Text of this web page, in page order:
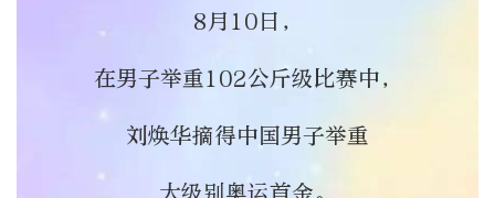
8月10日，
在男子举重102公斤级比赛中，
刘焕华摘得中国男子举重
大级别奥运首金。